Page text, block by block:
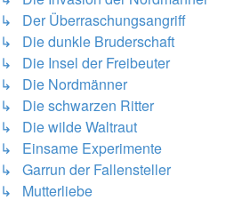
↳ Der Überraschungsangriff
↳ Die dunkle Bruderschaft
↳ Die Insel der Freibeuter
↳ Die Nordmänner
↳ Die schwarzen Ritter
↳ Die wilde Waltraut
↳ Einsame Experimente
↳ Garrun der Fallensteller
↳ Mutterliebe